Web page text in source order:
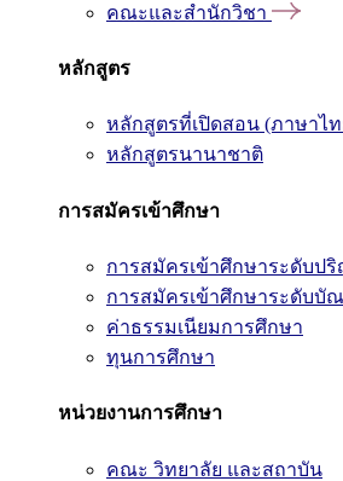
คณะและสำนักวิชา
หลักสูตร
หลักสูตรที่เปิดสอน (ภาษาไ
หลักสูตรนานาชาติ
การสมัครเข้าศึกษา
การสมัครเข้าศึกษาระดับ
การสมัครเข้าศึกษาระดับบั
ค่าธรรมเนียมการศึกษา
ทุนการศึกษา
หน่วยงานการศึกษา
คณะ วิทยาลัย และสถาบัน